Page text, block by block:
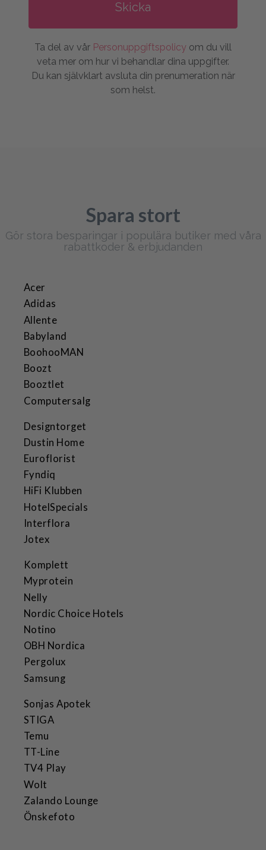
Ta del av vår Personuppgiftspolicy om du vill
veta mer om hur vi behandlar dina uppgifter.
Du kan självklart avsluta din prenumeration när
som helst.
Spara stort
Gör stora besparingar i populära butiker med våra
rabattkoder & erbjudanden
Acer
Adidas
Allente
Babyland
BoohooMAN
Boozt
Booztlet
Computersalg
Designtorget
Dustin Home
Euroflorist
Fyndiq
HiFi Klubben
HotelSpecials
Interflora
Jotex
Komplett
Myprotein
Nelly
Nordic Choice Hotels
Notino
OBH Nordica
Pergolux
Samsung
Sonjas Apotek
STIGA
Temu
TT-Line
TV4 Play
Wolt
Zalando Lounge
Önskefoto